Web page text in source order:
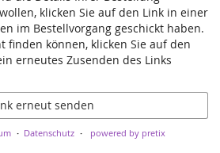
klicken Sie auf den Link in einer
im Bestellvorgang geschickt haben.
finden können, klicken Sie auf den
erneutes Zusenden des Links
erneut senden
Datenschutz powered by pretix